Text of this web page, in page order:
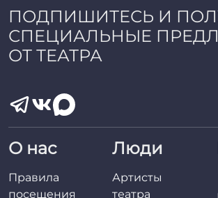
i
n
ПОДПИШИТЕСЬ И
СПЕЦИАЛЬНЫЕ
ОТ ТЕАТРА
О нас
Правила
посещения
Люди
Артисты
театра